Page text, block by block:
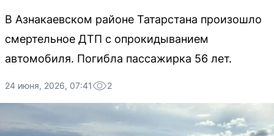
В Азнакаевском районе Татарстана произошло
смертельное ДТП с опрокидыванием
автомобиля. Погибла пассажирка 56 лет.
24 июня, 2026, 07:41 2